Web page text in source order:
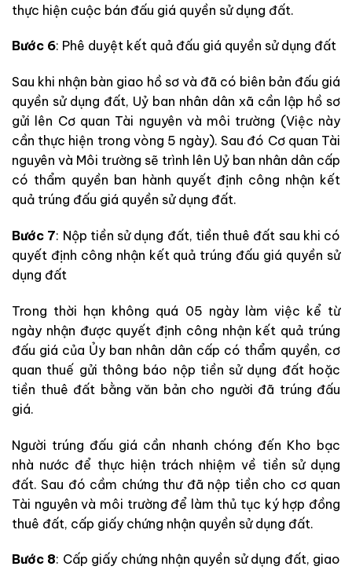
thực hiện cuộc bán đấu giá quyền sử dụng đất.
Bước 6: Phê duyệt kết quả đấu giá quyền sử dụng đất
Sau khi nhận bàn giao hồ sơ và đã có biên bản đấu giá
quyền sử dụng đất, Uỷ ban nhân dân xã cần lập hồ sơ
gửi lên Cơ quan Tài nguyên và môi trường (Việc này
cần thực hiện trong vòng 5 ngày). Sau đó Cơ quan Tài
nguyên và Môi trường sẽ trình lên Uỷ ban nhân dân cấp
có thẩm quyền ban hành quyết định công nhận kết
quả trúng đấu giá quyền sử dụng đất.
Bước 7: Nộp tiền sử dụng đất, tiền thuê đất sau khi có
quyết định công nhận kết quả trúng đấu giá quyền sử
dụng đất
Trong thời hạn không quá 05 ngày làm việc kể từ
ngày nhận được quyết định công nhận kết quả trúng
đấu giá của Ủy ban nhân dân cấp có thẩm quyền, cơ
quan thuế gửi thông báo nộp tiền sử dụng đất hoặc
tiền thuê đất bằng văn bản cho người đã trúng đấu
giá.
Người trúng đấu giá cần nhanh chóng đến Kho bạc
nhà nước để thực hiện trách nhiệm về tiền sử dụng
đất. Sau đó cầm chứng thư đã nộp tiền cho cơ quan
Tài nguyên và môi trường để làm thủ tục ký hợp đồng
thuê đất, cấp giấy chứng nhận quyền sử dụng đất.
Bước 8: Cấp giấy chứng nhận quyền sử dụng đất, giao